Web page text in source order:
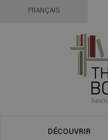
FRANÇAIS
DÉCOUVRIR